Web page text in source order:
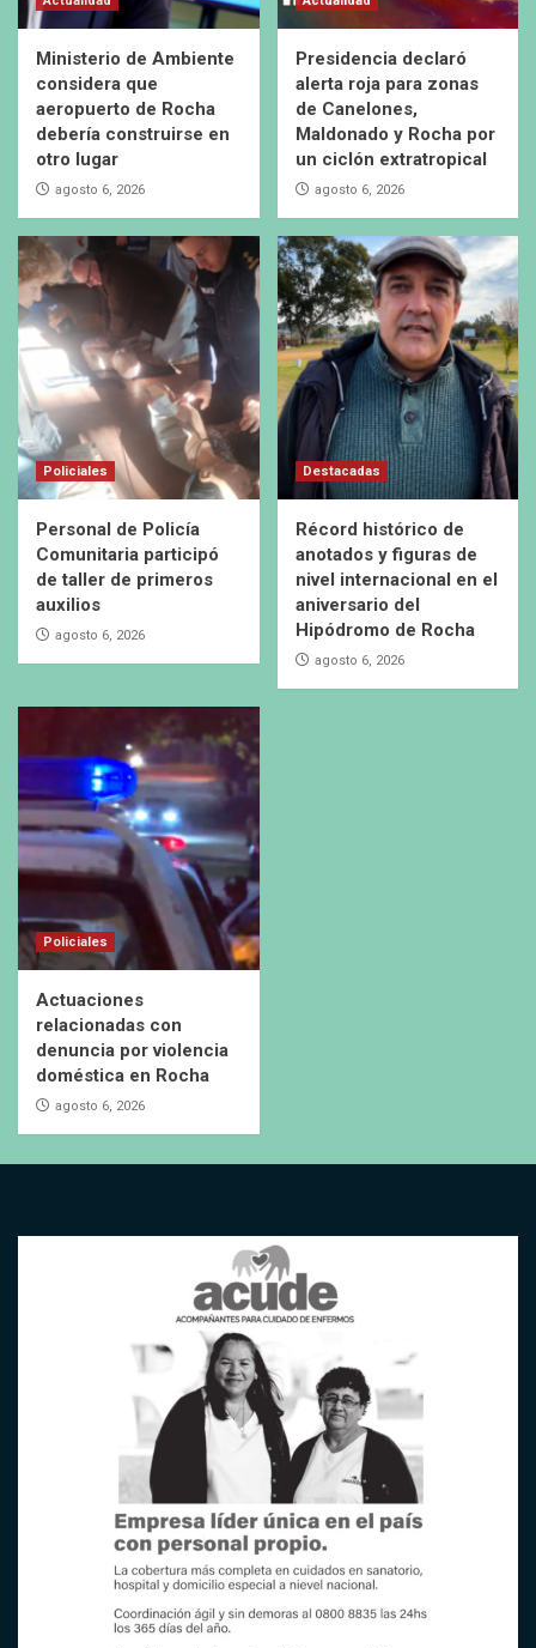
Ministerio de Ambiente
considera que
aeropuerto de Rocha
debería construirse en
otro lugar
agosto 6, 2026
Presidencia declaró
alerta roja para zonas
de Canelones,
Maldonado y Rocha por
un ciclón extratropical
agosto 6, 2026
Policiales
Personal de Policía
Comunitaria participó
de taller de primeros
auxilios
agosto 6, 2026
Destacadas
Récord histórico de
anotados y figuras de
nivel internacional en el
aniversario del
Hipódromo de Rocha
agosto 6, 2026
Policiales
Actuaciones
relacionadas con
denuncia por violencia
doméstica en Rocha
agosto 6, 2026